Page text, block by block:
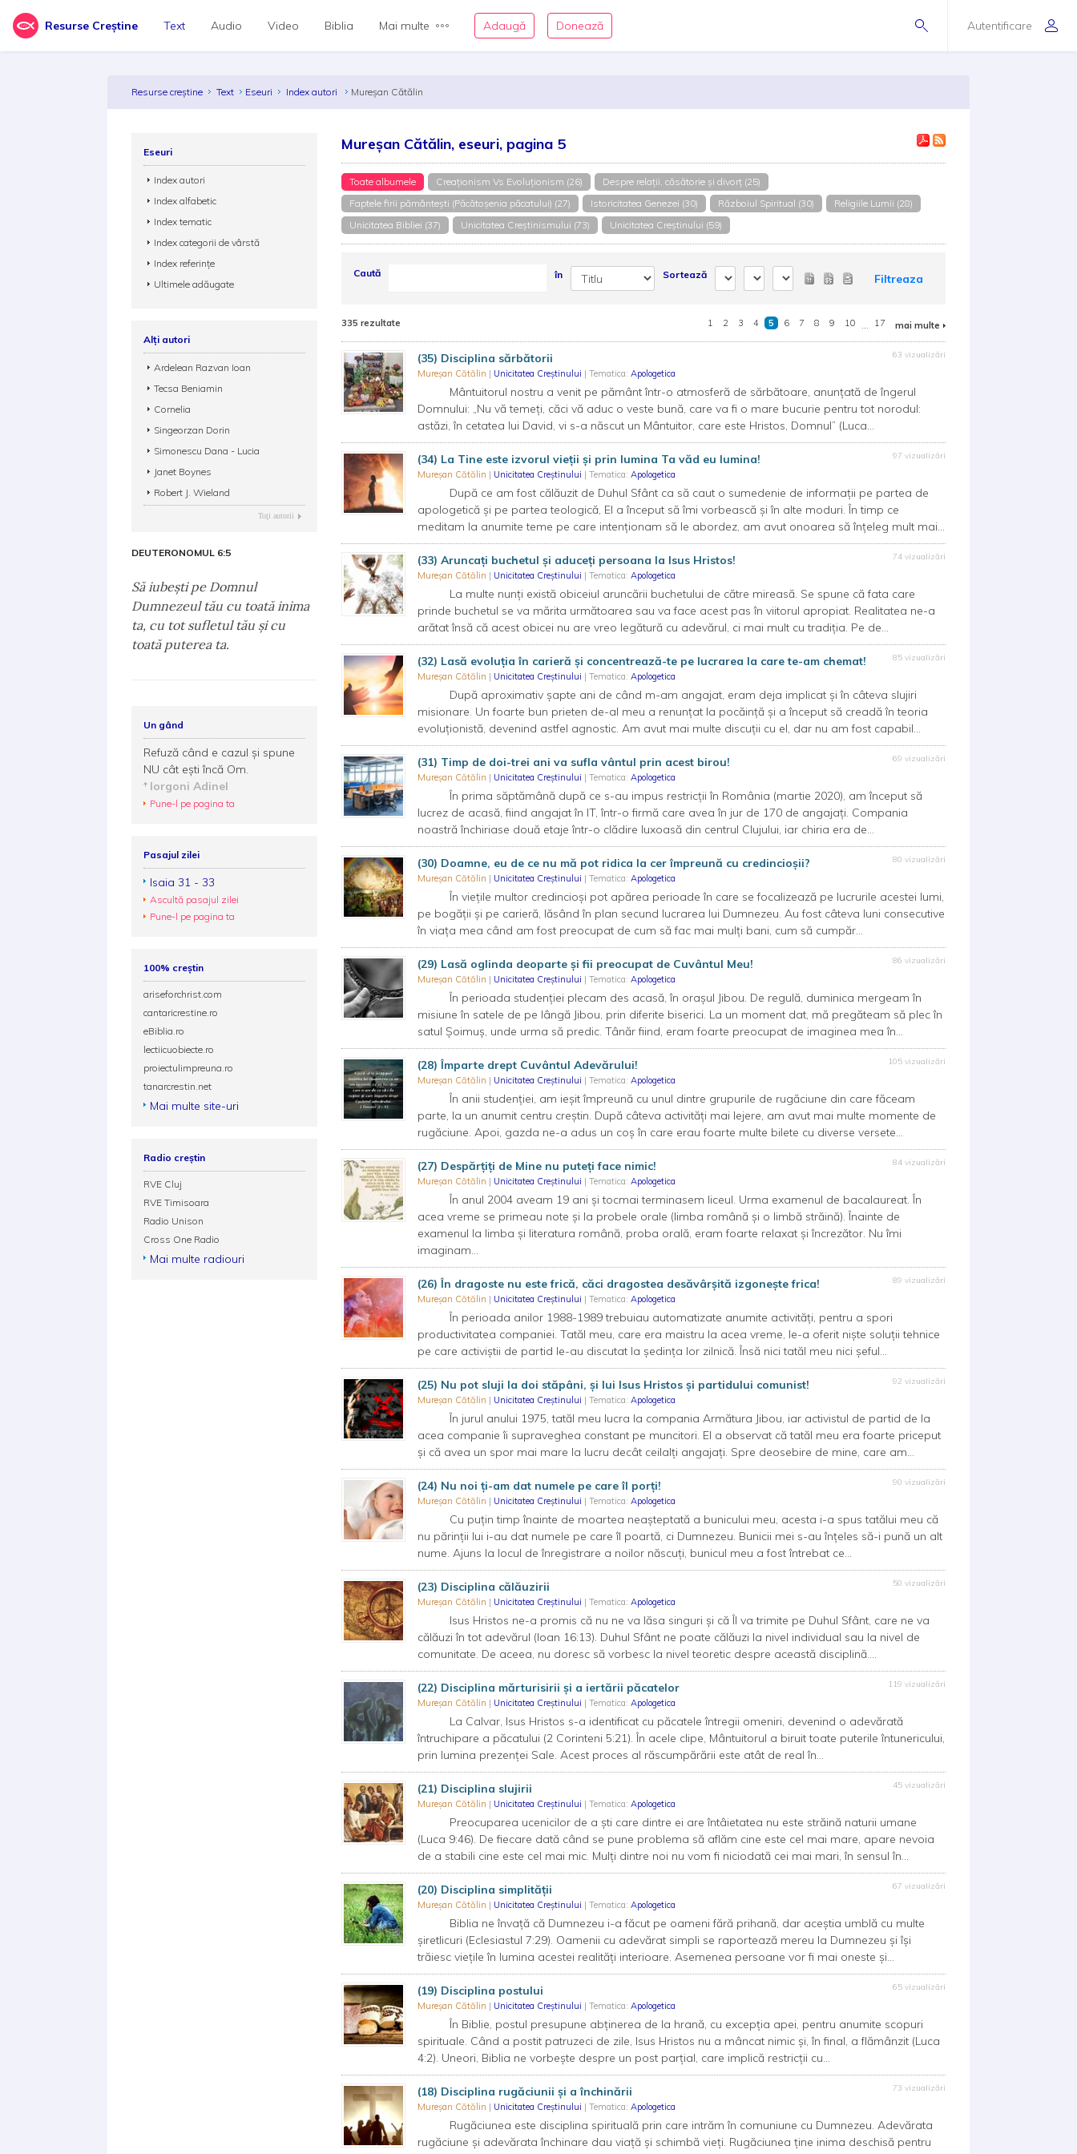
Resurse Creștine Autentificare
Text Audio Video Biblia Mai multe Adaugă Donează
Resurse creștine Text Eseuri Index autori Mureșan Cătălin
Mureșan Cătălin, eseuri, pagina 5
Toate albumele Creaționism Vs Evoluționism (26)
Despre relații, căsătorie și divorț (25)
Faptele firii pământești (Păcătoșenia păcatului) (27)
Istoricitatea Genezei (30) Războiul Spiritual (30)
Religiile Lumii (28)
Unicitatea Bibliei (37)
Unicitatea Creștinismului (73) Unicitatea Creștinului (59)
Caută în Sortează Filtreaza
335 rezultate 1 2 3 4 5 6 7 8 9 10 ... 17 mai multe
(35) Disciplina sărbătorii
Mureșan Cătălin | Unicitatea Creștinului | Tematica: Apologetica
63 vizualizări
Mântuitorul nostru a venit pe pământ într-o atmosferă de sărbătoare, anunțată de îngerul
Domnului: „Nu vă temeți, căci vă aduc o veste bună, care va fi o mare bucurie pentru tot norodul:
astăzi, în cetatea lui David, vi s-a născut un Mântuitor, care este Hristos, Domnul” (Luca...
(34) La Tine este izvorul vieții și prin lumina Ta văd eu lumina!
Mureșan Cătălin | Unicitatea Creștinului | Tematica: Apologetica
97 vizualizări
După ce am fost călăuzit de Duhul Sfânt ca să caut o sumedenie de informații pe partea de
apologetică și pe partea teologică, El a început să îmi vorbească și în alte moduri. În timp ce
meditam la anumite teme pe care intenționam să le abordez, am avut onoarea să înțeleg mult mai...
(33) Aruncați buchetul și aduceți persoana la Isus Hristos!
Mureșan Cătălin | Unicitatea Creștinului | Tematica: Apologetica
74 vizualizări
La multe nunți există obiceiul aruncării buchetului de către mireasă. Se spune că fata care
prinde buchetul se va mărita următoarea sau va face acest pas în viitorul apropiat. Realitatea ne-a
arătat însă că acest obicei nu are vreo legătură cu adevărul, ci mai mult cu tradiția. Pe de...
(32) Lasă evoluția în carieră și concentrează-te pe lucrarea la care te-am chemat!
Mureșan Cătălin | Unicitatea Creștinului | Tematica: Apologetica
85 vizualizări
După aproximativ șapte ani de când m-am angajat, eram deja implicat și în câteva slujiri
misionare. Un foarte bun prieten de-al meu a renunțat la pocăință și a început să creadă în teoria
evoluționistă, devenind astfel agnostic. Am avut mai multe discuții cu el, dar nu am fost capabil...
(31) Timp de doi-trei ani va sufla vântul prin acest birou!
Mureșan Cătălin | Unicitatea Creștinului | Tematica: Apologetica
69 vizualizări
În prima săptămână după ce s-au impus restricții în România (martie 2020), am început să
lucrez de acasă, fiind angajat în IT, într-o firmă care avea în jur de 170 de angajați. Compania
noastră închiriase două etaje într-o clădire luxoasă din centrul Clujului, iar chiria era de...
(30) Doamne, eu de ce nu mă pot ridica la cer împreună cu credincioșii?
Mureșan Cătălin | Unicitatea Creștinului | Tematica: Apologetica
80 vizualizări
În viețile multor credincioși pot apărea perioade în care se focalizează pe lucrurile acestei lumi,
pe bogății și pe carieră, lăsând în plan secund lucrarea lui Dumnezeu. Au fost câteva luni consecutive
în viața mea când am fost preocupat de cum să fac mai mulți bani, cum să cumpăr...
(29) Lasă oglinda deoparte și fii preocupat de Cuvântul Meu!
Mureșan Cătălin | Unicitatea Creștinului | Tematica: Apologetica
86 vizualizări
În perioada studenției plecam des acasă, în orașul Jibou. De regulă, duminica mergeam în
misiune în satele de pe lângă Jibou, prin diferite biserici. La un moment dat, mă pregăteam să plec în
satul Șoimuș, unde urma să predic. Tânăr fiind, eram foarte preocupat de imaginea mea în...
(28) Împarte drept Cuvântul Adevărului!
Mureșan Cătălin | Unicitatea Creștinului | Tematica: Apologetica
105 vizualizări
În anii studenției, am ieșit împreună cu unul dintre grupurile de rugăciune din care făceam
parte, la un anumit centru creștin. După câteva activități mai lejere, am avut mai multe momente de
rugăciune. Apoi, gazda ne-a adus un coș în care erau foarte multe bilete cu diverse versete...
(27) Despărțiți de Mine nu puteți face nimic!
Mureșan Cătălin | Unicitatea Creștinului | Tematica: Apologetica
84 vizualizări
În anul 2004 aveam 19 ani și tocmai terminasem liceul. Urma examenul de bacalaureat. În
acea vreme se primeau note și la probele orale (limba română și o limbă străină). Înainte de
examenul la limba și literatura română, proba orală, eram foarte relaxat și încrezător. Nu îmi
imaginam...
(26) În dragoste nu este frică, căci dragostea desăvârşită izgoneşte frica!
Mureșan Cătălin | Unicitatea Creștinului | Tematica: Apologetica
89 vizualizări
În perioada anilor 1988-1989 trebuiau automatizate anumite activități, pentru a spori
productivitatea companiei. Tatăl meu, care era maistru la acea vreme, le-a oferit niște soluții tehnice
pe care activiștii de partid le-au discutat la ședința lor zilnică. Însă nici tatăl meu nici șeful...
(25) Nu pot sluji la doi stăpâni, și lui Isus Hristos și partidului comunist!
Mureșan Cătălin | Unicitatea Creștinului | Tematica: Apologetica
92 vizualizări
În jurul anului 1975, tatăl meu lucra la compania Armătura Jibou, iar activistul de partid de la
acea companie îi supraveghea constant pe muncitori. El a observat că tatăl meu era foarte priceput
și că avea un spor mai mare la lucru decât ceilalți angajați. Spre deosebire de mine, care am...
(24) Nu noi ți-am dat numele pe care îl porți!
Mureșan Cătălin | Unicitatea Creștinului | Tematica: Apologetica
90 vizualizări
Cu puțin timp înainte de moartea neașteptată a bunicului meu, acesta i-a spus tatălui meu că
nu părinții lui i-au dat numele pe care îl poartă, ci Dumnezeu. Bunicii mei s-au înțeles să-i pună un alt
nume. Ajuns la locul de înregistrare a noilor născuți, bunicul meu a fost întrebat ce...
(23) Disciplina călăuzirii
Mureșan Cătălin | Unicitatea Creștinului | Tematica: Apologetica
50 vizualizări
Isus Hristos ne-a promis că nu ne va lăsa singuri și că Îl va trimite pe Duhul Sfânt, care ne va
călăuzi în tot adevărul (Ioan 16:13). Duhul Sfânt ne poate călăuzi la nivel individual sau la nivel de
comunitate. De aceea, nu doresc să vorbesc la nivel teoretic despre această disciplină....
(22) Disciplina mărturisirii și a iertării păcatelor
Mureșan Cătălin | Unicitatea Creștinului | Tematica: Apologetica
119 vizualizări
La Calvar, Isus Hristos s-a identificat cu păcatele întregii omeniri, devenind o adevărată
întruchipare a păcatului (2 Corinteni 5:21). În acele clipe, Mântuitorul a biruit toate puterile întunericului,
prin lumina prezenței Sale. Acest proces al răscumpărării este atât de real în...
(21) Disciplina slujirii
Mureșan Cătălin | Unicitatea Creștinului | Tematica: Apologetica
45 vizualizări
Preocuparea ucenicilor de a ști care dintre ei are întâietatea nu este străină naturii umane
(Luca 9:46). De fiecare dată când se pune problema să aflăm cine este cel mai mare, apare nevoia
de a stabili cine este cel mai mic. Mulți dintre noi nu vom fi niciodată cei mai mari, în sensul în...
(20) Disciplina simplității
Mureșan Cătălin | Unicitatea Creștinului | Tematica: Apologetica
67 vizualizări
Biblia ne învață că Dumnezeu i-a făcut pe oameni fără prihană, dar aceștia umblă cu multe
șiretlicuri (Eclesiastul 7:29). Oamenii cu adevărat simpli se raportează mereu la Dumnezeu și își
trăiesc viețile în lumina acestei realități interioare. Asemenea persoane vor fi mai oneste și...
(19) Disciplina postului
Mureșan Cătălin | Unicitatea Creștinului | Tematica: Apologetica
65 vizualizări
În Biblie, postul presupune abținerea de la hrană, cu excepția apei, pentru anumite scopuri
spirituale. Când a postit patruzeci de zile, Isus Hristos nu a mâncat nimic și, în final, a flămânzit (Luca
4:2). Uneori, Biblia ne vorbește despre un post parțial, care implică restricții cu...
(18) Disciplina rugăciunii și a închinării
Mureșan Cătălin | Unicitatea Creștinului | Tematica: Apologetica
73 vizualizări
Rugăciunea este disciplina spirituală prin care intrăm în comuniune cu Dumnezeu. Adevărata
rugăciune și adevărata închinare dau viață și schimbă vieți. Rugăciunea ține inima deschisă pentru
Eseuri
Index autori
Index alfabetic
Index tematic
Index categorii de vârstă
Index referințe
Ultimele adăugate
Alți autori
Ardelean Razvan Ioan
Tecsa Beniamin
Cornelia
Singeorzan Dorin
Simonescu Dana - Lucia
Janet Boynes
Robert J. Wieland
Toţi autorii
DEUTERONOMUL 6:5
Să iubeşti pe Domnul
Dumnezeul tău cu toată inima
ta, cu tot sufletul tău şi cu
toată puterea ta.
Un gând
Refuză când e cazul şi spune
NU cât eşti încă Om.
Iorgoni Adinel
Pune-l pe pagina ta
Pasajul zilei
Isaia 31 - 33
Ascultă pasajul zilei
Pune-l pe pagina ta
100% creștin
ariseforchrist.com
cantaricrestine.ro
eBiblia.ro
lectiicuobiecte.ro
proiectulimpreuna.ro
tanarcrestin.net
Mai multe site-uri
Radio creștin
RVE Cluj
RVE Timisoara
Radio Unison
Cross One Radio
Mai multe radiouri